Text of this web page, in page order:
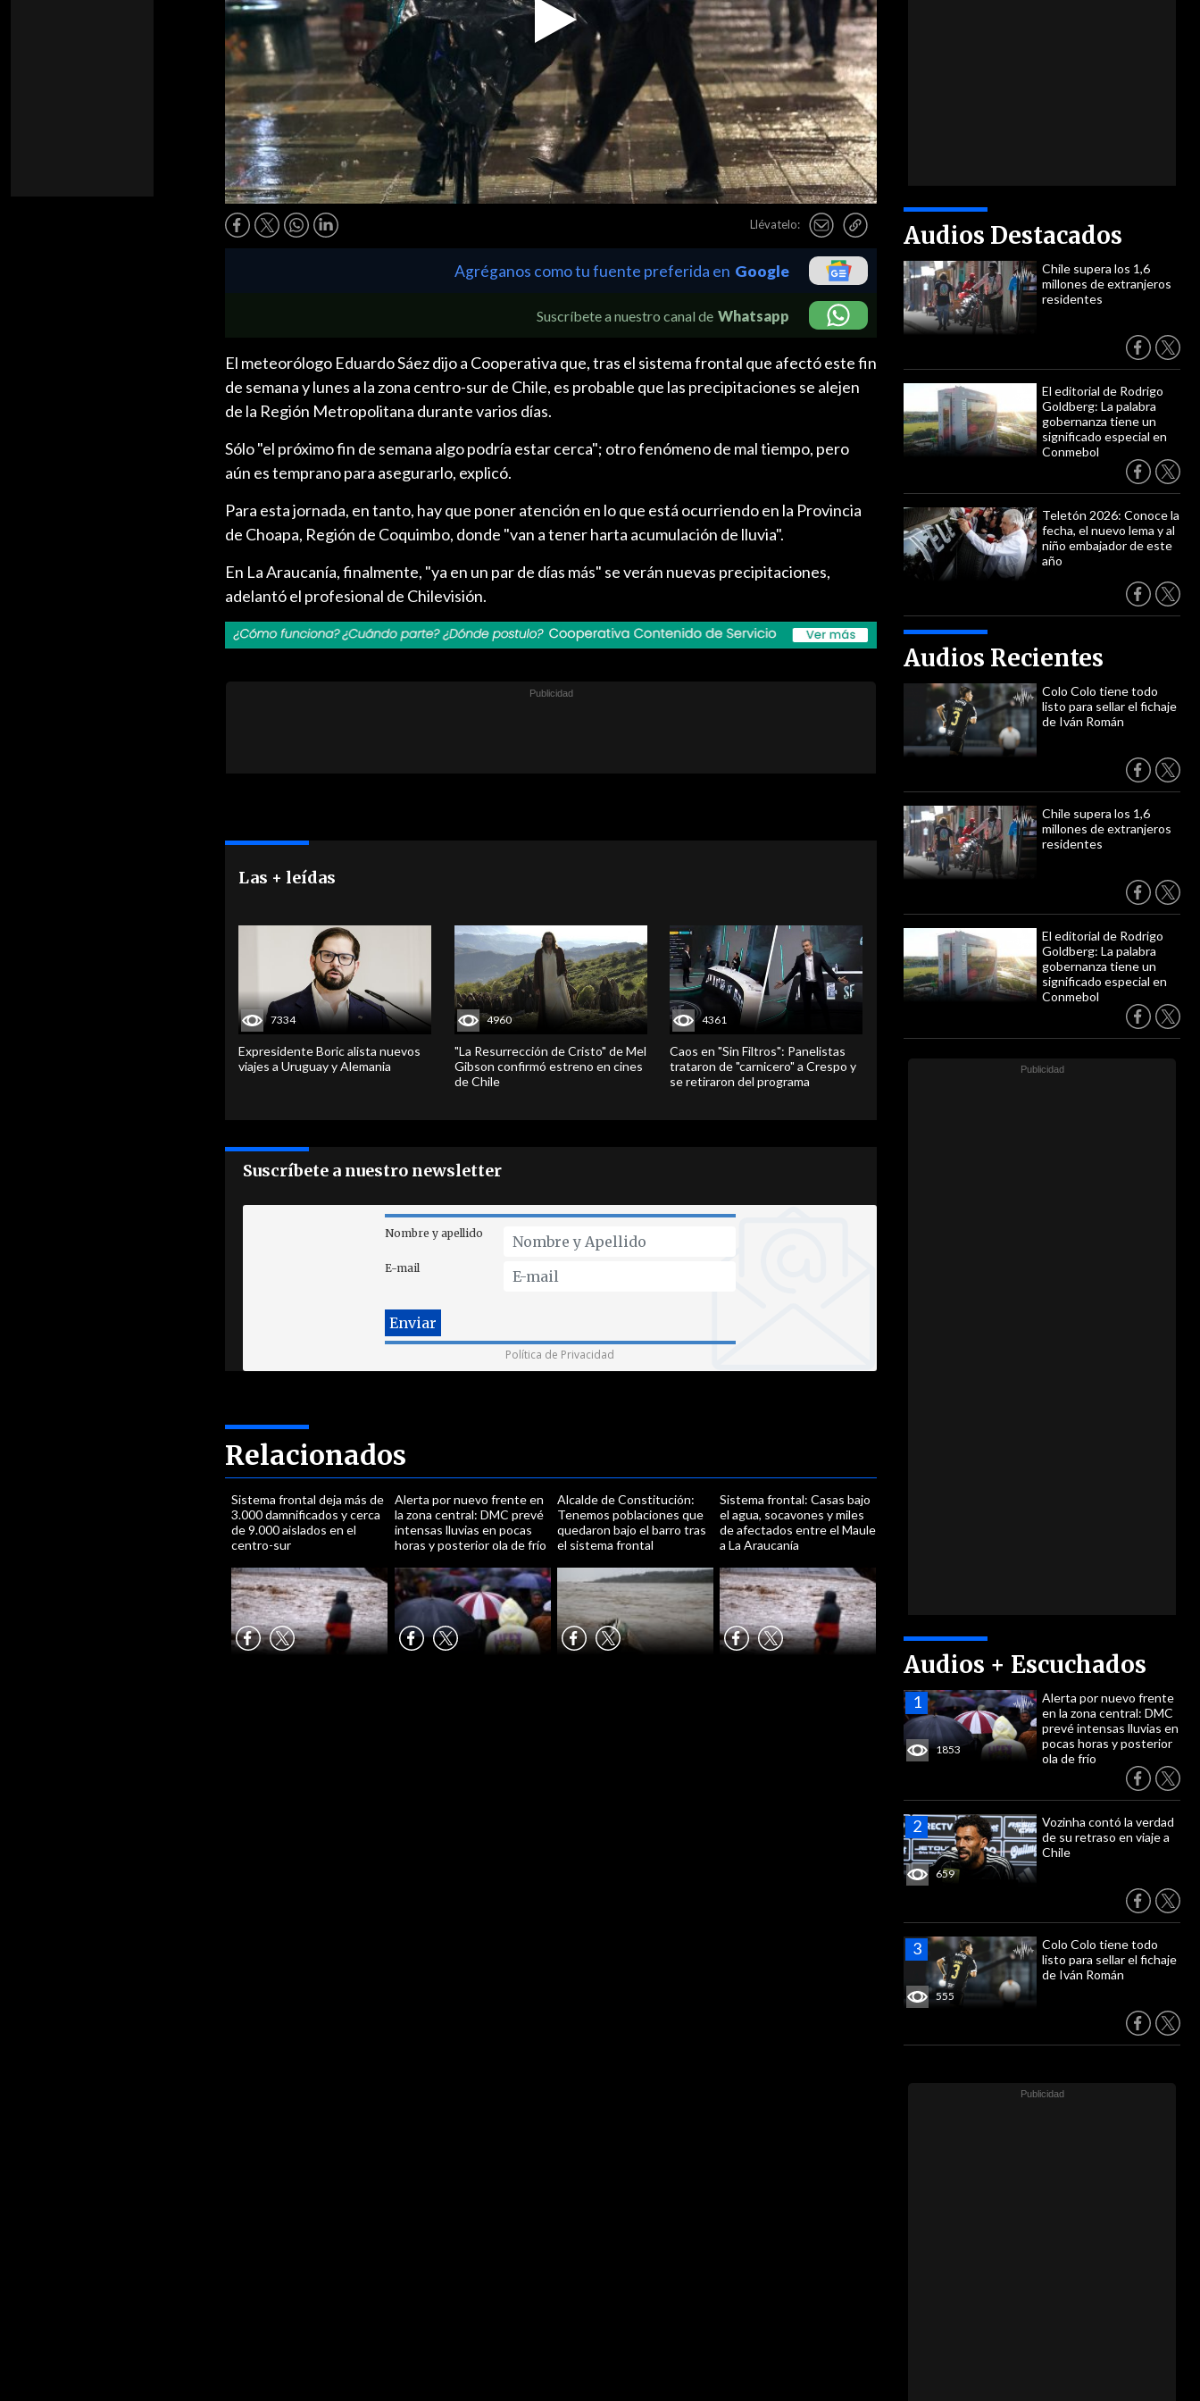
Video
Llévatelo: Audios Destacados
Chile supera los 1,6
millones de extranjeros
residentes
El editorial de Rodrigo
Goldberg: La palabra
gobernanza tiene un
significado especial en
Conmebol
Teletón 2026: Conoce la
fecha, el nuevo lema y al
niño embajador de este
año
Audios Recientes
Colo Colo tiene todo
listo para sellar el fichaje
de Iván Román
Chile supera los 1,6
millones de extranjeros
residentes
El editorial de Rodrigo
Goldberg: La palabra
gobernanza tiene un
significado especial en
Conmebol
Audios + Escuchados
1853
Alerta por nuevo frente
en la zona central: DMC
prevé intensas lluvias en
pocas horas y posterior
ola de frío
659
Vozinha contó la verdad
de su retraso en viaje a
Chile
555
Colo Colo tiene todo
listo para sellar el fichaje
de Iván Román
Agréganos como tu fuente preferida en Google
Suscríbete a nuestro canal de Whatsapp
El meteorólogo Eduardo Sáez dijo a Cooperativa que, tras el sistema frontal que afectó este fin
de semana y lunes a la zona centro-sur de Chile, es probable que las precipitaciones se alejen
de la Región Metropolitana durante varios días.
Sólo "el próximo fin de semana algo podría estar cerca"; otro fenómeno de mal tiempo, pero
aún es temprano para asegurarlo, explicó.
Para esta jornada, en tanto, hay que poner atención en lo que está ocurriendo en la Provincia
de Choapa, Región de Coquimbo, donde "van a tener harta acumulación de lluvia".
En La Araucanía, finalmente, "ya en un par de días más" se verán nuevas precipitaciones,
adelantó el profesional de Chilevisión.
Las + leídas
7334
Expresidente Boric alista nuevos
viajes a Uruguay y Alemania
4960
"La Resurrección de Cristo" de Mel
Gibson confirmó estreno en cines
de Chile
4361
Caos en "Sin Filtros": Panelistas
trataron de "carnicero" a Crespo y
se retiraron del programa
Suscríbete a nuestro newsletter
Nombre y apellido
E-mail
Política de Privacidad
Relacionados
Sistema frontal deja más de
3.000 damnificados y cerca
de 9.000 aislados en el
centro-sur
Alerta por nuevo frente en
la zona central: DMC prevé
intensas lluvias en pocas
horas y posterior ola de frío
Alcalde de Constitución:
Tenemos poblaciones que
quedaron bajo el barro tras
el sistema frontal
Sistema frontal: Casas bajo
el agua, socavones y miles
de afectados entre el Maule
a La Araucanía